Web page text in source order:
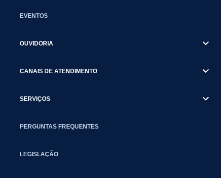
EVENTOS
OUVIDORIA
CANAIS DE ATENDIMENTO
SERVIÇOS
PERGUNTAS FREQUENTES
LEGISLAÇÃO